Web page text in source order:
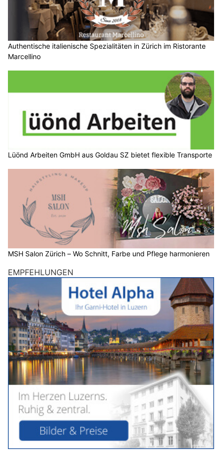
Authentische italienische Spezialitäten in Zürich im Ristorante
Marcellino
Lüönd Arbeiten GmbH aus Goldau SZ bietet flexible Transporte
MSH Salon Zürich – Wo Schnitt, Farbe und Pflege harmonieren
EMPFEHLUNGEN